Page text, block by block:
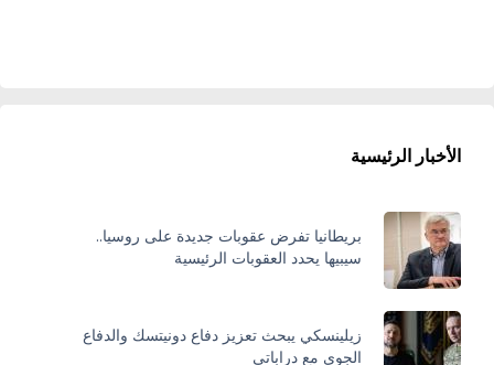
الأخبار الرئيسية
بريطانيا تفرض عقوبات جديدة على روسيا..
سيبيها يحدد العقوبات الرئيسية
زيلينسكي يبحث تعزيز دفاع دونيتسك والدفاع
الجوي مع دراباتي